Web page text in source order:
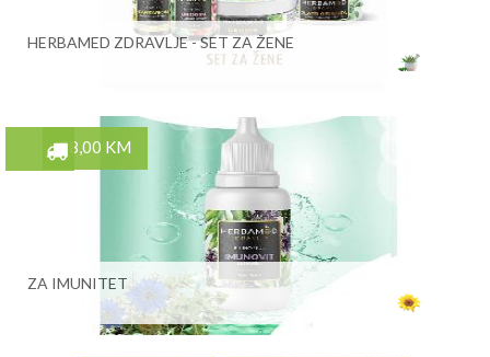
HERBAMED ZDRAVLJE - SET ZA ŽENE
28,00 KM
ZA IMUNITET